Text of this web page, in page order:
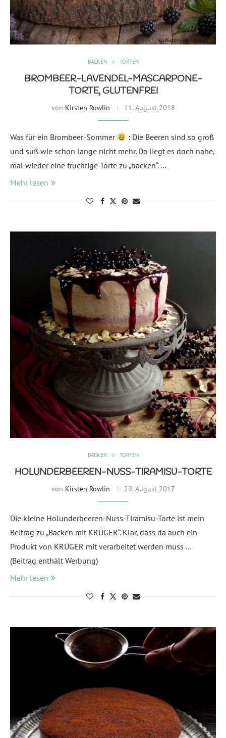
BACKEN TORTEN
BROMBEER-LAVENDEL-MASCARPONE-
TORTE, GLUTENFREI
von Kirsten Rowlin 11. August 2018
Was für ein Brombeer-Sommer
: Die Beeren sind so groß
und süß wie schon lange nicht mehr. Da liegt es doch nahe,
mal wieder eine fruchtige Torte zu „backen“. …
Mehr lesen
BACKEN TORTEN
HOLUNDERBEEREN-NUSS-TIRAMISU-TORTE
von Kirsten Rowlin 29. August 2017
Die kleine Holunderbeeren-Nuss-Tiramisu-Torte ist mein
Beitrag zu „Backen mit KRÜGER“. Klar, dass da auch ein
Produkt von KRÜGER mit verarbeitet werden muss …
(Beitrag enthält Werbung)
Mehr lesen